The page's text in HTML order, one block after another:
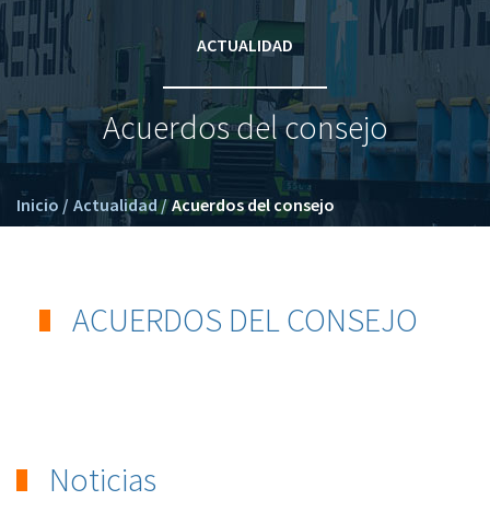
ACTUALIDAD
Acuerdos del consejo
Inicio / Actualidad/ Acuerdos del consejo
ACUERDOS DEL CONSEJO
Noticias